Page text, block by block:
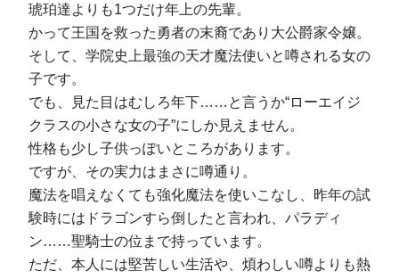
琥珀達よりも1つだけ年上の先輩。
かって王国を救った勇者の末裔であり大公爵家令嬢。
そして、学院史上最強の天才魔法使いと噂される女の
子です。
でも、見た目はむしろ年下……と言うか“ローエイジ
クラスの小さな女の子”にしか見えません。
性格も少し子供っぽいところがあります。
ですが、その実力はまさに噂通り。
魔法を唱えなくても強化魔法を使いこなし、昨年の試
験時にはドラゴンすら倒したと言われ、パラディ
ン……聖騎士の位まで持っています。
ただ、本人には堅苦しい生活や、煩わしい噂よりも熱